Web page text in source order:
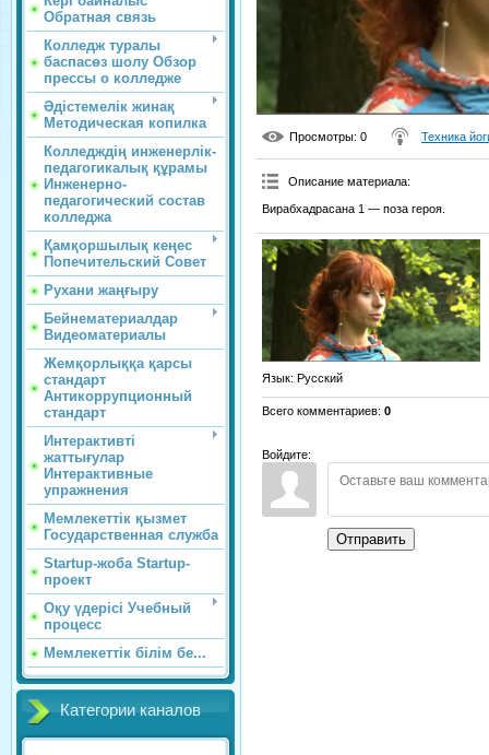
Обратная связь
Колледж туралы
баспасөз шолу Обзор
прессы о колледже
Әдістемелік жинақ
Методическая копилка
Колледждің инженерлік-
педагогикалық құрамы
Инженерно-
педагогический состав
колледжа
Қамқоршылық кеңес
Попечительский Совет
Рухани жаңғыру
Бейнематериалдар
Видеоматериалы
Жемқорлыққа қарсы
стандарт
Антикоррупционный
стандарт
Интерактивті
жаттығулар
Интерактивные
упражнения
Мемлекеттік қызмет
Государственная служба
Startup-жоба Startup-
проект
Оқу үдерісі Учебный
процесс
Мемлекеттік білім бе...
Категории каналов
Просмотры: 0 Техника
Описание материала:
Вирабхадрасана 1 — поза героя.
Язык: Русский
Всего комментариев: 0
Войдите:
Отправить